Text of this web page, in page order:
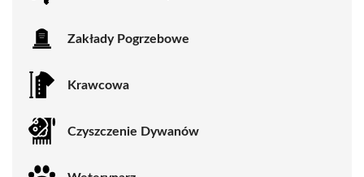
Zakłady Pogrzebowe
Krawcowa
Czyszczenie Dywanów